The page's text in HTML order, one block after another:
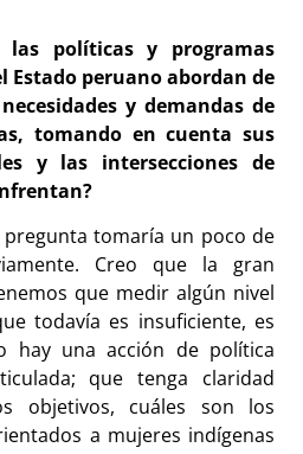
las políticas y programas
Estado peruano abordan de
y demandas de
tomando en cuenta sus
y las intersecciones de
tomaría un poco de
Creo que la gran
que medir algún nivel
todavía es insuficiente, es
hay una acción de política
que tenga claridad
objetivos, cuáles son los
a mujeres indígenas